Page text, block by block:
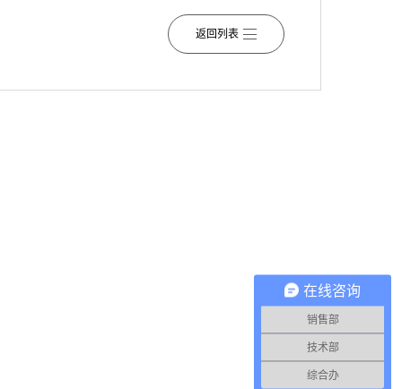
返回列表
在线咨询
销售部
技术部
综合办